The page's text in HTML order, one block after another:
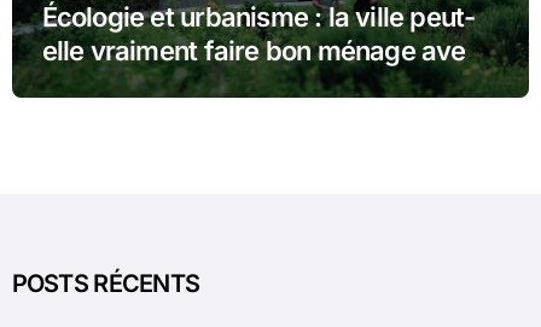
Écologie et urbanisme : la ville peut-
elle vraiment faire bon ménage avec
la nature ?
POSTS RÉCENTS